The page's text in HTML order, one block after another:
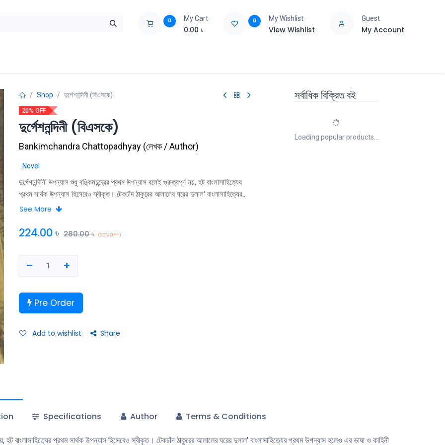
0 My Cart
0.00 ৳
0 My Wishlist
View Wishlist
Guest
My Account
Shop দুর্গেশনন্দিনী (বিএসকে)
20% OFF
দুর্গেশনন্দিনী (বিএসকে)
Bankimchandra Chattopadhyay(লেখক / Author)
Novel
দুর্গেশনন্দিনী' উপন্যাস শুধু বঙ্কিমচন্দ্রের প্রথম উপন্যাস বলেই গুরুত্বপূর্ণ নয়, হট বাংলাসাহিত্যের
প্রথম সার্থক উপন্যাস হিসেবেও স্বীকৃত। টেকচাঁদ ঠাকুরের আলালের ঘরের দুলাল' বাংলাসাহিত্যের
প্রথম উপন্যাস হলেও এর ভাষা ও কাহিনী কন্যাসের দুর্বলতাকে পাশ কাটিয়ে বঙ্কিমচন্দ্র সৃষ্টি করেছেন
See More
224.00 ৳ 280.00৳ (20% OFF)
Pre Order
Add to wishlist Share
সর্বাধিক বিক্রিত বই
Loading popular products...
Specifications Author Terms & Conditions
হট বাংলাসাহিত্যের প্রথম সার্থক উপন্যাস হিসেবেও স্বীকৃত। টেকচাঁদ ঠাকুরের আলালের ঘরের দুলাল' বাংলাসাহিত্যের প্রথম উপন্যাস হলেও এর ভাষা ও কাহিনী